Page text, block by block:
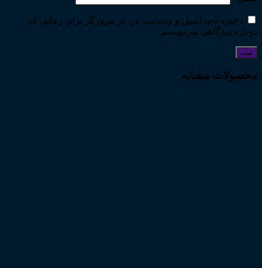
ذخیره نام، ایمیل و وبسایت من در مرورگر برای زمانی که
دوباره دیدگاهی می‌نویسم.
محصولات مشابه